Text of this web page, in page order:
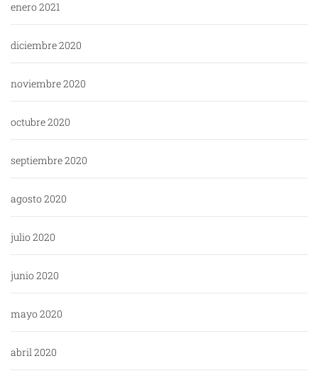
enero 2021
diciembre 2020
noviembre 2020
octubre 2020
septiembre 2020
agosto 2020
julio 2020
junio 2020
mayo 2020
abril 2020